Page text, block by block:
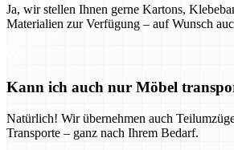
Ja, wir stellen Ihnen gerne Kartons,
Materialien zur Verfügung – auf Wunsch
Kann ich auch nur Möbel
Natürlich! Wir übernehmen auch
Transporte – ganz nach Ihrem Bedarf.